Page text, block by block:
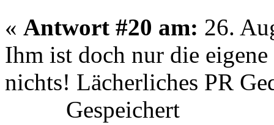
« Antwort #20 am: 26.
Ihm ist doch nur die
nichts! Lächerliches PR
Gespeichert